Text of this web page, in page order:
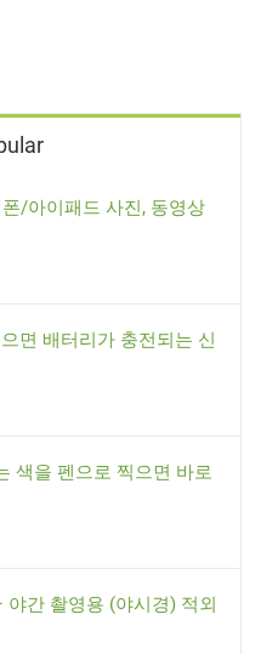
/아이패드 사진, 동영상
면 배터리가 충전되는 신
색을 펜으로 찍으면 바로
간 촬영용 (야시경) 적외